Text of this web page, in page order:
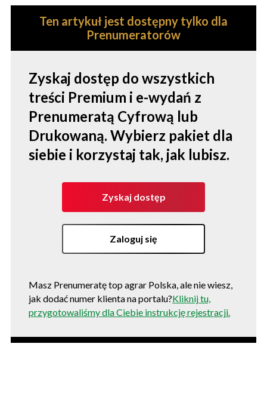
Ten artykuł jest dostępny tylko dla
Prenumeratorów
Zyskaj dostęp do wszystkich
treści Premium i e-wydań z
Prenumeratą Cyfrową lub
Drukowaną. Wybierz pakiet dla
siebie i korzystaj tak, jak lubisz.
Zyskaj dostęp
Zaloguj się
Masz Prenumeratę top agrar Polska, ale nie wiesz,
jak dodać numer klienta na portalu?Kliknij tu,
przygotowaliśmy dla Ciebie instrukcję rejestracji.